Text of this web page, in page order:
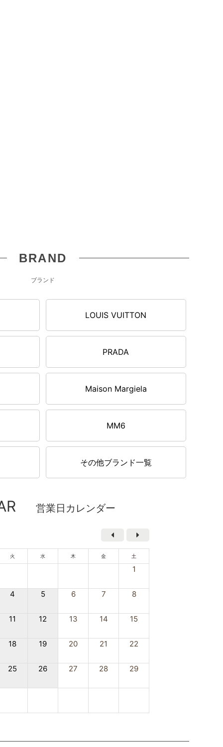
BRAND
ブランド
LOUIS VUITTON
PRADA
Maison Margiela
MM6
その他ブランド一覧
営業日カレンダー
火 水 木 金 土
1
4 5 6 7 8
11 12 13 14 15
18 19 20 21 22
25 26 27 28 29